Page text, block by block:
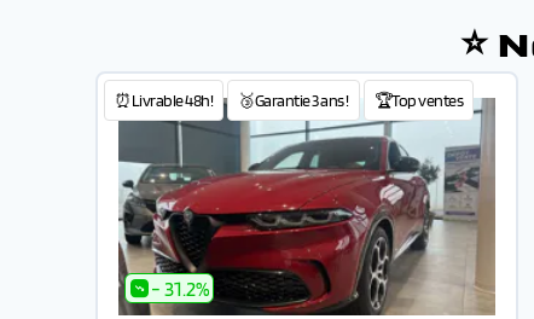
⭐
⏰Livrable 48h! 🥉Garantie 3 ans ! 🏆Top ventes
- 31.2%